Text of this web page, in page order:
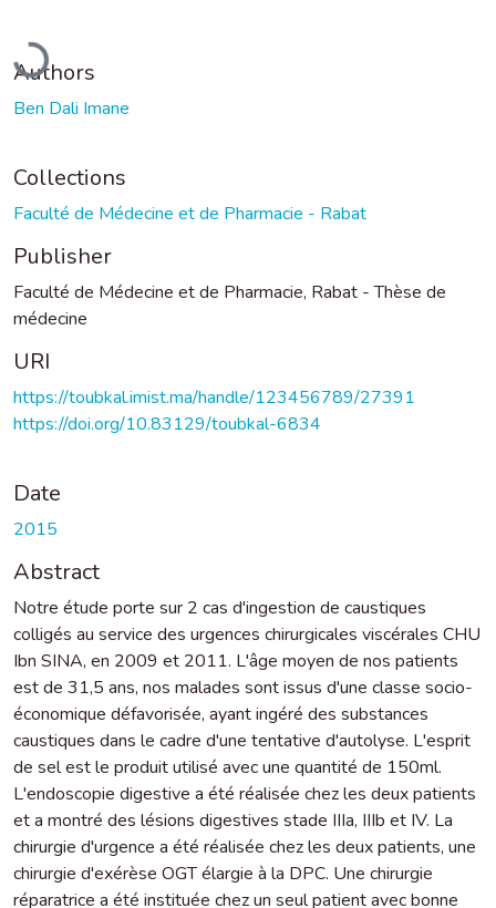
Loading...
Authors
Ben Dali Imane
Collections
Faculté de Médecine et de Pharmacie - Rabat
Publisher
Faculté de Médecine et de Pharmacie, Rabat - Thèse de
médecine
URI
https://toubkal.imist.ma/handle/123456789/27391
https://doi.org/10.83129/toubkal-6834
Date
2015
Abstract
Notre étude porte sur 2 cas d'ingestion de caustiques
colligés au service des urgences chirurgicales viscérales CHU
Ibn SINA, en 2009 et 2011. L'âge moyen de nos patients
est de 31,5 ans, nos malades sont issus d'une classe socio-
économique défavorisée, ayant ingéré des substances
caustiques dans le cadre d'une tentative d'autolyse. L'esprit
de sel est le produit utilisé avec une quantité de 150ml.
L'endoscopie digestive a été réalisée chez les deux patients
et a montré des lésions digestives stade IIIa, IIIb et IV. La
chirurgie d'urgence a été réalisée chez les deux patients, une
chirurgie d'exérèse OGT élargie à la DPC. Une chirurgie
réparatrice a été instituée chez un seul patient avec bonne